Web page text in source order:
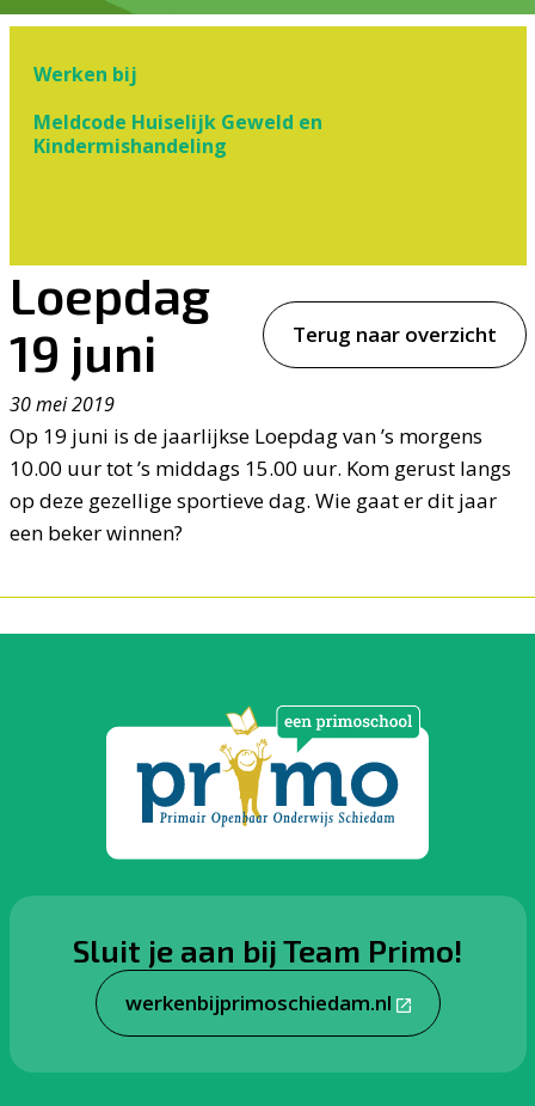
Werken bij
Meldcode Huiselijk Geweld en
Kindermishandeling
Terug naar overzicht
Loepdag
19 juni
30 mei 2019
Op 19 juni is de jaarlijkse Loepdag van ’s morgens
10.00 uur tot ’s middags 15.00 uur. Kom gerust langs
op deze gezellige sportieve dag. Wie gaat er dit jaar
een beker winnen?
Sluit je aan bij Team Primo!
werkenbijprimoschiedam.nl